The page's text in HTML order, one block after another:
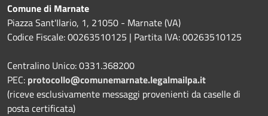
Comune di Marnate
Piazza Sant'Ilario, 1, 21050 - Marnate (VA)
Codice Fiscale: 00263510125 | Partita IVA: 00263510125
Centralino Unico: 0331.368200
PEC: protocollo@comunemarnate.legalmailpa.it
(riceve esclusivamente messaggi provenienti da caselle di
posta certificata)